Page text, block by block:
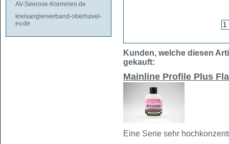
AV-Seerose-Kremmen.de
kreisanglerverband-oberhavel-
ev.de
Kunden, welche diesen
gekauft:
Mainline Profile Plus
Eine Serie sehr